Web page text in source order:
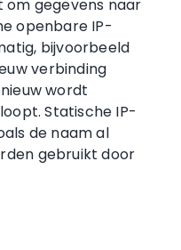
gegevens naar
openbare IP-
bijvoorbeeld
verbinding
wordt
Statische IP-
de naam al
gebruikt door